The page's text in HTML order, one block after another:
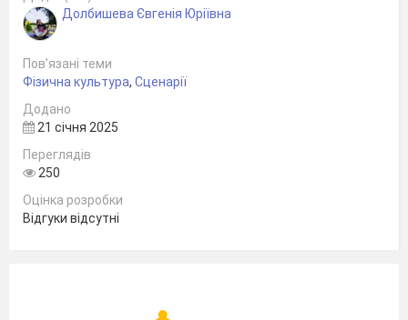
Долбишева Євгенія Юріївна
Пов’язані теми
Фізична культура, Сценарії
Додано
21 січня 2025
Переглядів
250
Оцінка розробки
Відгуки відсутні